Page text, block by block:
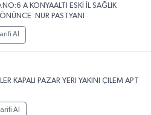
A KONYAALTI ESKİ İL SAĞLIK
.NUR PAST.YANI
Al
KAPALI PAZAR YERI YAKINI ÇILEM APT
Al